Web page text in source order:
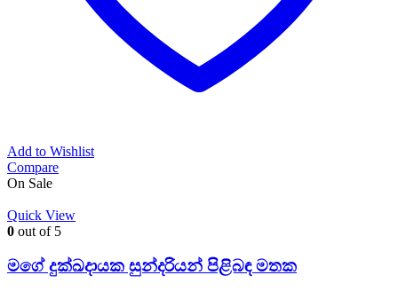
Add to Wishlist
Compare
On Sale
Quick View
0 out of 5
මගේ දුක්ඛදායක සුන්දරියන් පිළිබඳ මතක